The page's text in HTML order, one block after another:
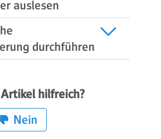
auslesen
durchführen
hilfreich?
Nein